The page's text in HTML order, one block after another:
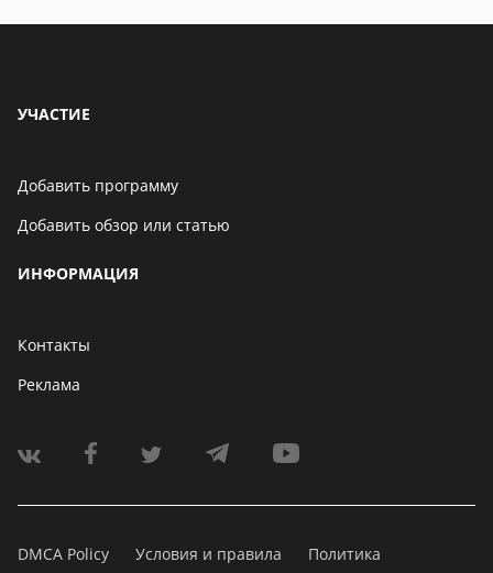
УЧАСТИЕ
Добавить программу
Добавить обзор или статью
ИНФОРМАЦИЯ
Контакты
Реклама
DMCA Policy Условия и правила
Политика